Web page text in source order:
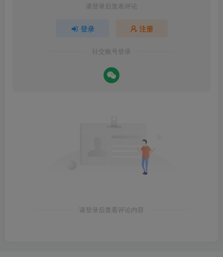
请登录后发表评论
登录 注册
社交账号登录
请登录后查看评论内容